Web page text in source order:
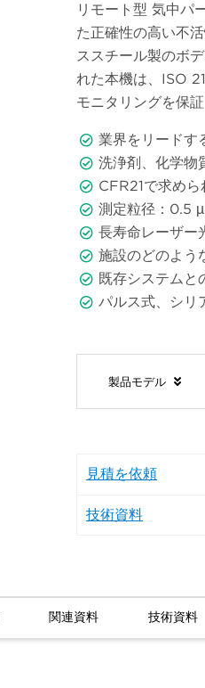
リモート型 気中
た正確性の高い不
ススチール製のボ
れた本機は、ISO
モニタリングを保証
業界をリードす
洗浄剤、化学物
CFR21で求め
測定粒径：0.5
長寿命レーザー
施設のどのよう
既存システムと
パルス式、シ
製品モデル
見積を依頼
技術資料
関連資料 技術資料